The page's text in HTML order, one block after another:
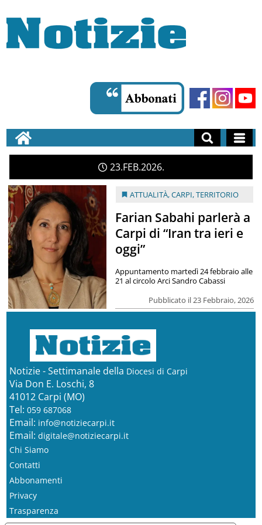
23 FEB 2026
ATTUALITÀ,CARPI,TERRITORIO
Farian Sabahi parlerà a
Carpi di “Iran tra ieri e
oggi”
Pubblicato il 23 Febbraio, 2026
Appuntamento martedì 24 febbraio alle
21 al circolo Arci Sandro Cabassi
Notizie - Settimanale della Diocesi di Carpi
Via Don E. Loschi, 8
41012 Carpi (MO)
Tel: 059 687068
Email: info@notiziecarpi.it
Email: digitale@notiziecarpi.it
Chi Siamo
Contatti
Abbonamenti
Privacy
Trasparenza